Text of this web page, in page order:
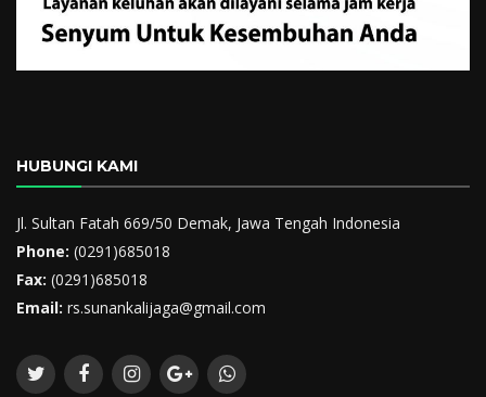
HUBUNGI KAMI
Jl. Sultan Fatah 669/50 Demak, Jawa Tengah Indonesia
Phone: (0291)685018
Fax: (0291)685018
Email: rs.sunankalijaga@gmail.com